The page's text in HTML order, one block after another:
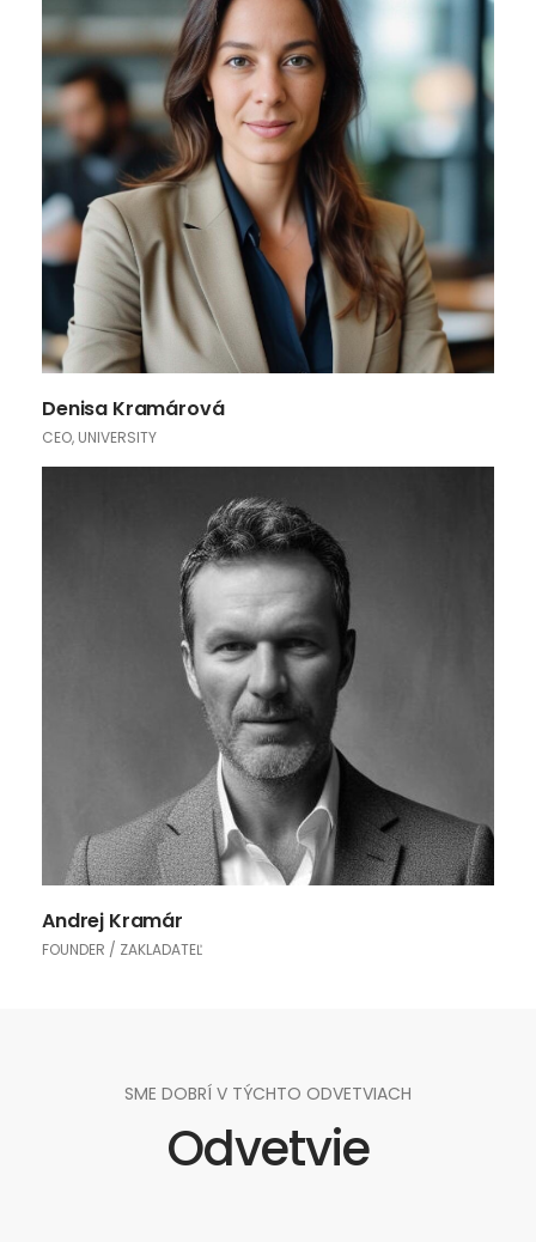
Denisa Kramárová
CEO, UNIVERSITY
Andrej Kramár
FOUNDER / ZAKLADATEĽ
SME DOBRÍ V TÝCHTO ODVETVIACH
Odvetvie